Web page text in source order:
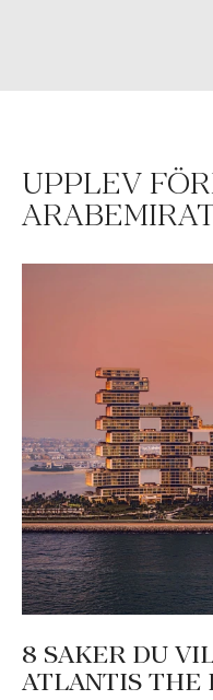
UPPLEV
8 SAKER DU
ATLANTIS THE